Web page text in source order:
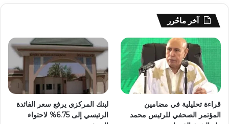
آخر ماحُرر
قراءة تحليلية في مضامين
المؤتمر الصحفي للرئيس محمد
لبنك المركزي يرفع سعر الفائدة
الرئيسي إلى 6.75% لاحتواء